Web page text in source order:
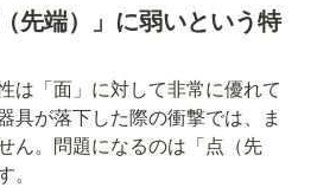
先端）」に弱いという特
は「面」に対して非常に優れて
具が落下した際の衝撃では、ま
ん。問題になるのは「点（先